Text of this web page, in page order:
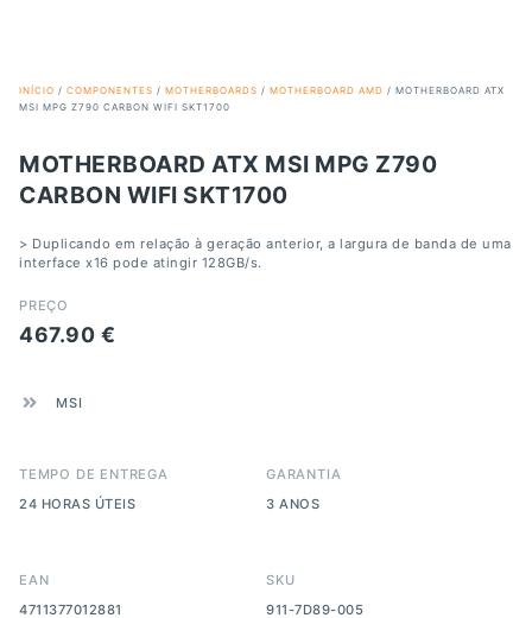
INÍCIO / COMPONENTES / MOTHERBOARDS / MOTHERBOARD AMD / MOTHERBOARD ATX
MSI MPG Z790 CARBON WIFI SKT1700
MOTHERBOARD ATX MSI MPG Z790
CARBON WIFI SKT1700
> Duplicando em relação à geração anterior, a largura de banda de uma
interface x16 pode atingir 128GB/s.
PREÇO
467.90 €
MSI
TEMPO DE ENTREGA
24 HORAS ÚTEIS
GARANTIA
3 ANOS
EAN
4711377012881
SKU
911-7D89-005